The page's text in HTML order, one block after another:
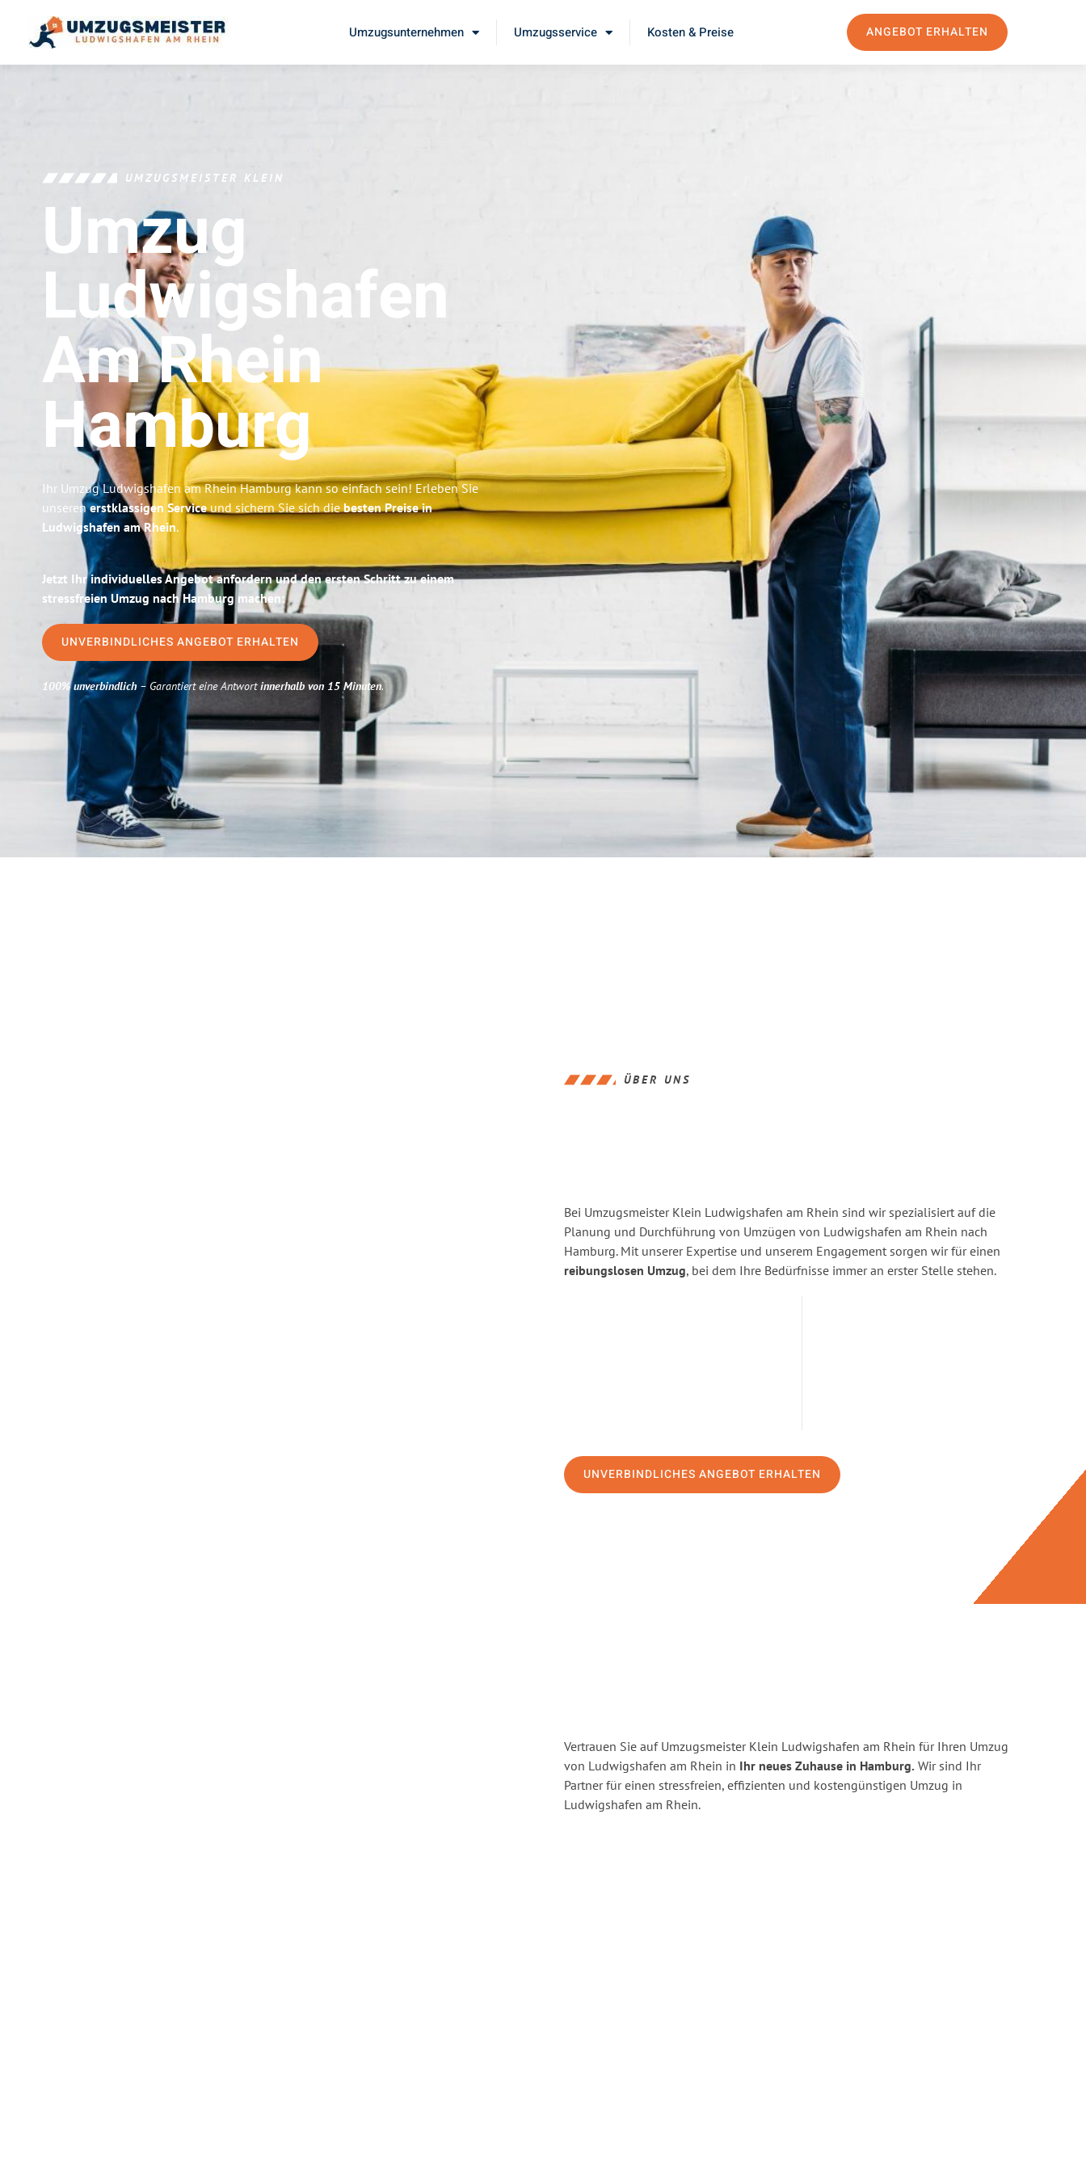
Umzugsunternehmen Umzugsservice Kosten & Preise ANGEBOT ERHALTEN
UMZUGSMEISTER KLEIN
Umzug
Ludwigshafen
Am Rhein
Hamburg
Ihr Umzug Ludwigshafen am Rhein Hamburg kann so einfach sein! Erleben Sie
unserenerstklassigen Serviceund sichern Sie sich diebesten Preise in
Ludwigshafen am Rhein.
Jetzt Ihr individuelles Angebot anfordern und den ersten Schritt zu einem
stressfreien Umzug nach Hamburg machen:
UNVERBINDLICHES ANGEBOT ERHALTEN
100% unverbindlich– Garantiert eine Antwortinnerhalb von 15 Minuten.
ÜBER UNS
Bei Umzugsmeister Klein Ludwigshafen am Rhein sind wir spezialisiert auf die
Planung und Durchführung von Umzügen von Ludwigshafen am Rhein nach
Hamburg. Mit unserer Expertise und unserem Engagement sorgen wir für einen
reibungslosen Umzug, bei dem Ihre Bedürfnisse immer an erster Stelle stehen.
UNVERBINDLICHES ANGEBOT ERHALTEN
Vertrauen Sie auf Umzugsmeister Klein Ludwigshafen am Rhein für Ihren Umzug
von Ludwigshafen am Rhein in Ihr neues Zuhause in Hamburg. Wir sind Ihr
Partner für einen stressfreien, effizienten und kostengünstigen Umzug in
Ludwigshafen am Rhein.